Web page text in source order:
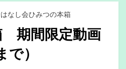
なし会ひみつの本箱
期間限定動画
）